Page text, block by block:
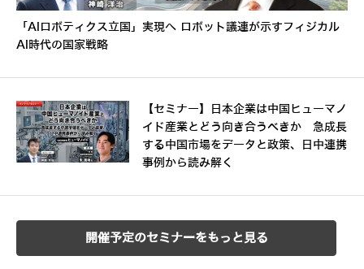
「AIロボティクス立国」実現へ ロボット議連が示すフィジカル
AI時代の国家戦略
【セミナー】日本企業は中国ヒューマノ
イド産業とどう向き合うべきか 急成長
する中国市場をデータと政策、日中連携
事例から読み解く
開催予定のセミナーをもっと見る